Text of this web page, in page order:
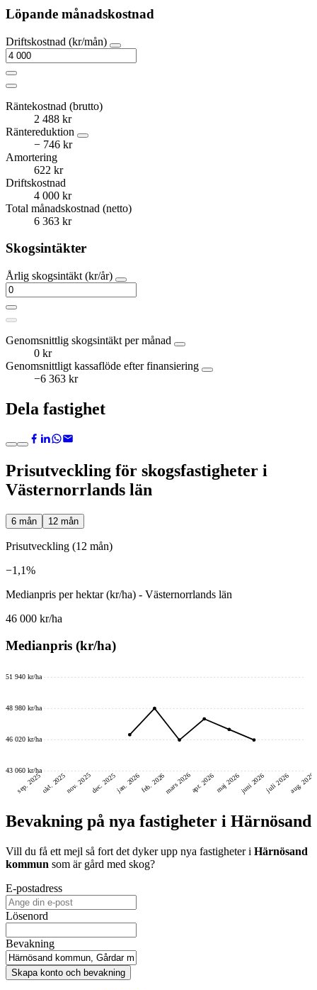
Löpande månadskostnad
Driftskostnad (kr/mån)
Räntekostnad (brutto)
2 488 kr
Räntereduktion
− 746 kr
Amortering
622 kr
Driftskostnad
4 000 kr
Total månadskostnad (netto)
6 363 kr
Skogsintäkter
Årlig skogsintäkt (kr/år)
Genomsnittlig skogsintäkt per månad
0 kr
Genomsnittligt kassaflöde efter finansiering
−6 363 kr
Dela fastighet
Prisutveckling för skogsfastigheter i
Västernorrlands län
6 mån 12 mån
Prisutveckling (12 mån)
−1,1%
Medianpris per hektar (kr/ha) - Västernorrlands län
46 000 kr/ha
Medianpris (kr/ha)
43 060 kr/ha
46 020 kr/ha
48 980 kr/ha
51 940 kr/ha
sep. 2025okt. 2025nov. 2025dec. 2025jan. 2026feb. 2026mars 2026apr. 2026maj 2026juni 2026juli 2026aug. 2026
Bevakning på nya fastigheter i Härnösand
Vill du få ett mejl så fort det dyker upp nya fastigheter i Härnösand
kommun som är gård med skog?
E-postadress
Lösenord
Bevakning
Skapa konto och bevakning